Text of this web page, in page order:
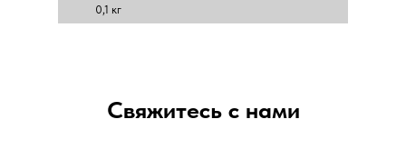
0,1 кг
Свяжитесь с нами